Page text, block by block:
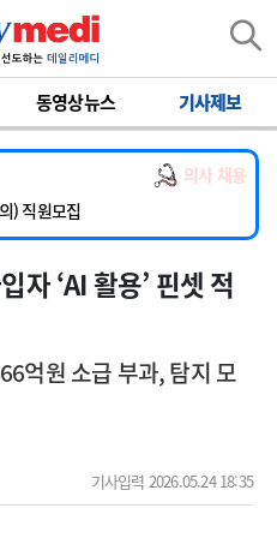
동영상뉴스 기사제보
의사 채용
집
임기제 임상의사 채용
응급전담) 계약직 의사 공개채용
) 직원모집
트1년차) 모집
모집
기제 임상의사 채용
자 ‘AI 활용’ 핀셋 적
억원 소급 부과, 탐지 모
기사입력 2026.05.24 18:35